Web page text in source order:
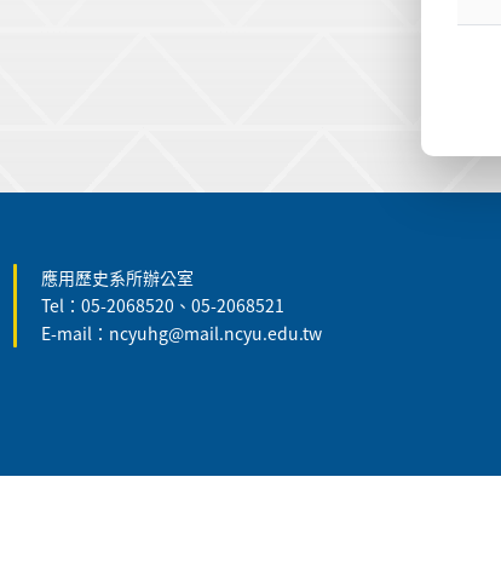
應用歷史系所辦公室
Tel：05-2068520、05-2068521
E-mail：ncyuhg@mail.ncyu.edu.tw